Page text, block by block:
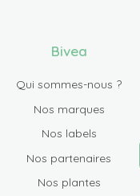
Bivea
Qui sommes-nous ?
Nos marques
Nos labels
Nos partenaires
Nos plantes